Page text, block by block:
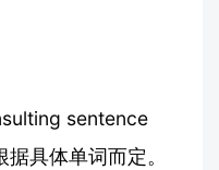
sentence
具体单词而定。